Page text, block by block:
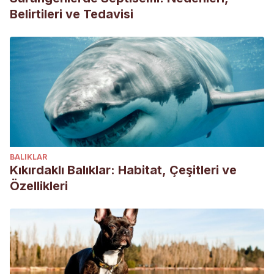
Belirtileri ve Tedavisi
BALIKLAR
Kıkırdaklı Balıklar: Habitat, Çeşitleri ve
Özellikleri